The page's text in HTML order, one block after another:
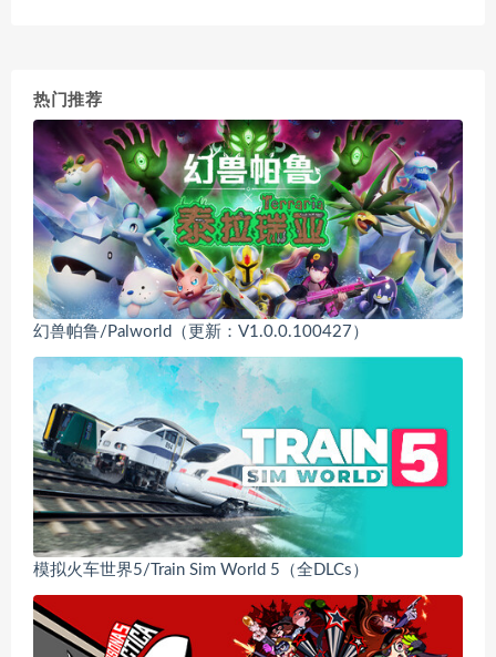
热门推荐
幻兽帕鲁/Palworld（更新：V1.0.0.100427）
模拟火车世界5/Train Sim World 5（全DLCs）